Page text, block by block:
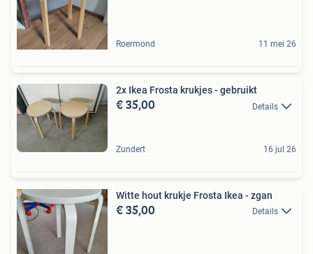
Roermond 11 mei 26
2x Ikea Frosta krukjes - gebruikt
€ 35,00 Details
Zundert 16 jul 26
Witte hout krukje Frosta Ikea - zgan
€ 35,00 Details